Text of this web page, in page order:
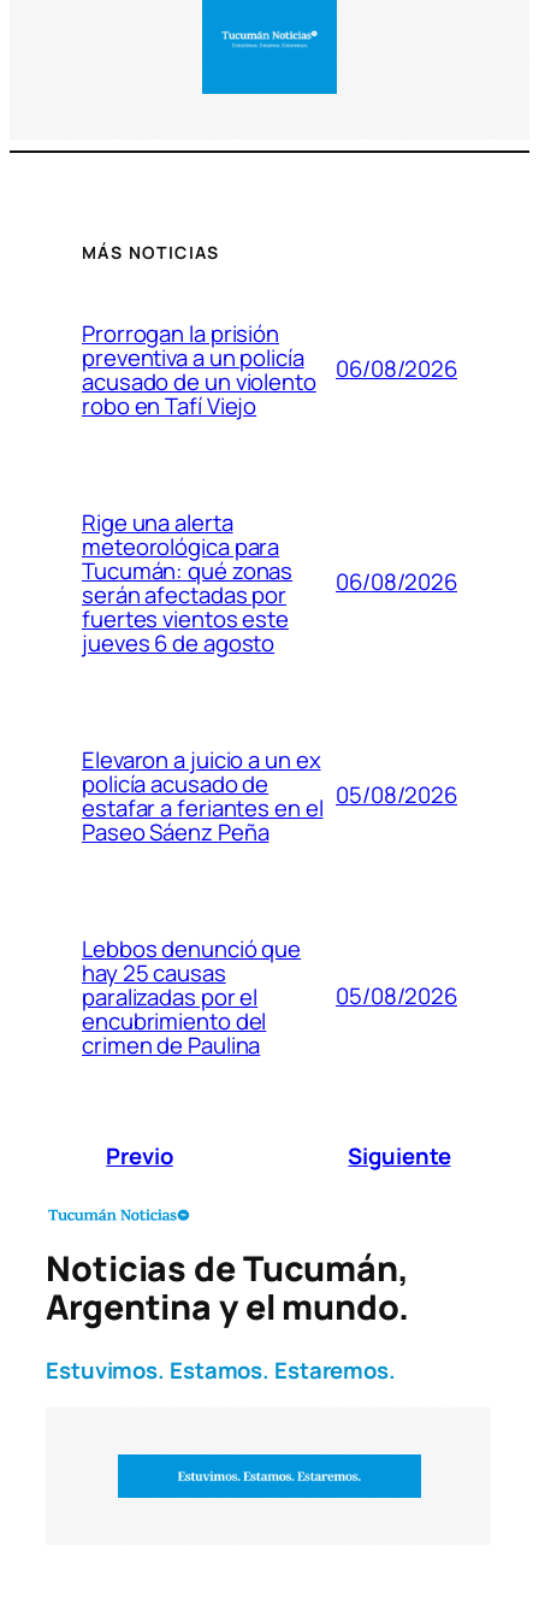
MÁS NOTICIAS
Prorrogan la prisión
preventiva a un policía
acusado de un violento
robo en Tafí Viejo
06/08/2026
Rige una alerta
meteorológica para
Tucumán: qué zonas
serán afectadas por
fuertes vientos este
jueves 6 de agosto
06/08/2026
Elevaron a juicio a un ex
policía acusado de
estafar a feriantes en el
Paseo Sáenz Peña
05/08/2026
Lebbos denunció que
hay 25 causas
paralizadas por el
encubrimiento del
crimen de Paulina
05/08/2026
Previo Siguiente
Noticias de Tucumán,
Argentina y el mundo.
Estuvimos. Estamos. Estaremos.